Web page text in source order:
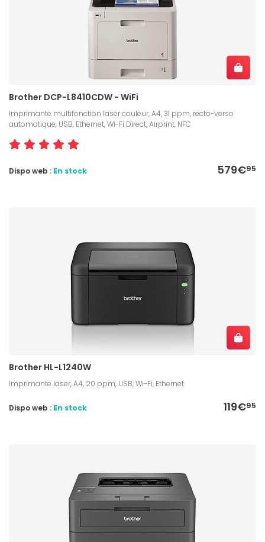
Brother DCP-L8410CDW - WiFi
Imprimante multifonction laser couleur, A4, 31 ppm, recto-verso
automatique, USB, Ethernet, Wi-Fi Direct, Airprint, NFC
579€95
Dispo web : En stock
Brother HL-L1240W
Imprimante laser, A4, 20 ppm, USB, Wi-Fi, Ethernet
119€95
Dispo web : En stock